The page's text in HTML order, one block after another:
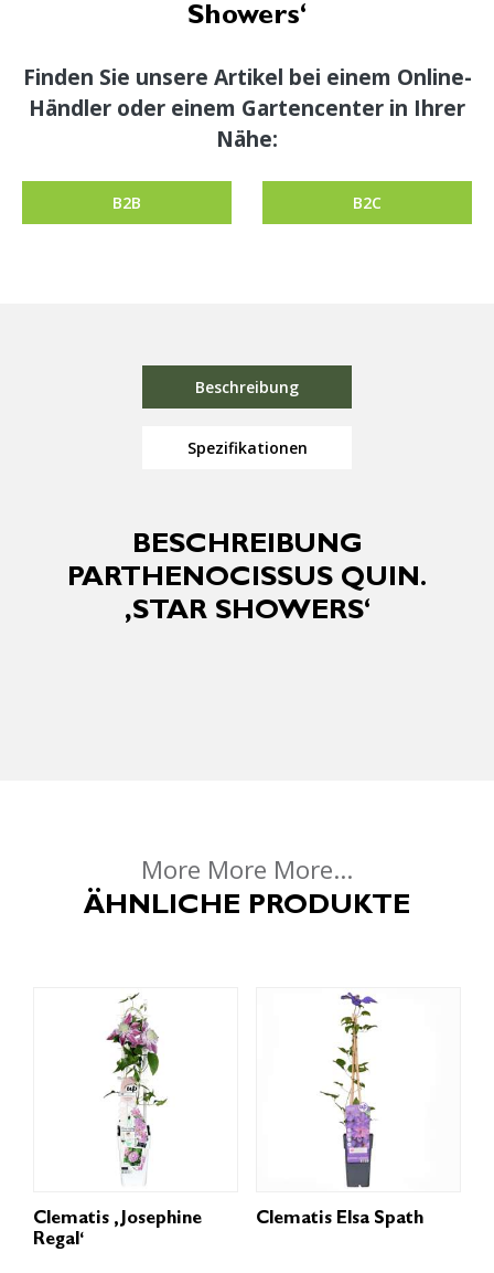
Showers‘
Finden Sie unsere Artikel bei einem Online-
Händler oder einem Gartencenter in Ihrer
Nähe:
B2B B2C
Beschreibung
Spezifikationen
BESCHREIBUNG
PARTHENOCISSUS QUIN.
‚STAR SHOWERS‘
More More More...
ÄHNLICHE PRODUKTE
Clematis ‚Josephine
Regal‘
Clematis Elsa Spath